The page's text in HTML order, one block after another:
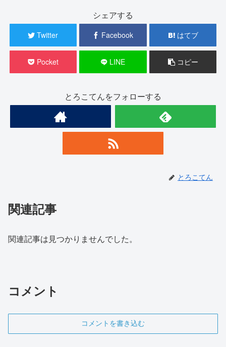
シェアする
Twitter Facebook はてブ
Pocket LINE コピー
とろこてんをフォローする
とろこてん
関連記事
関連記事は見つかりませんでした。
コメント
コメントを書き込む